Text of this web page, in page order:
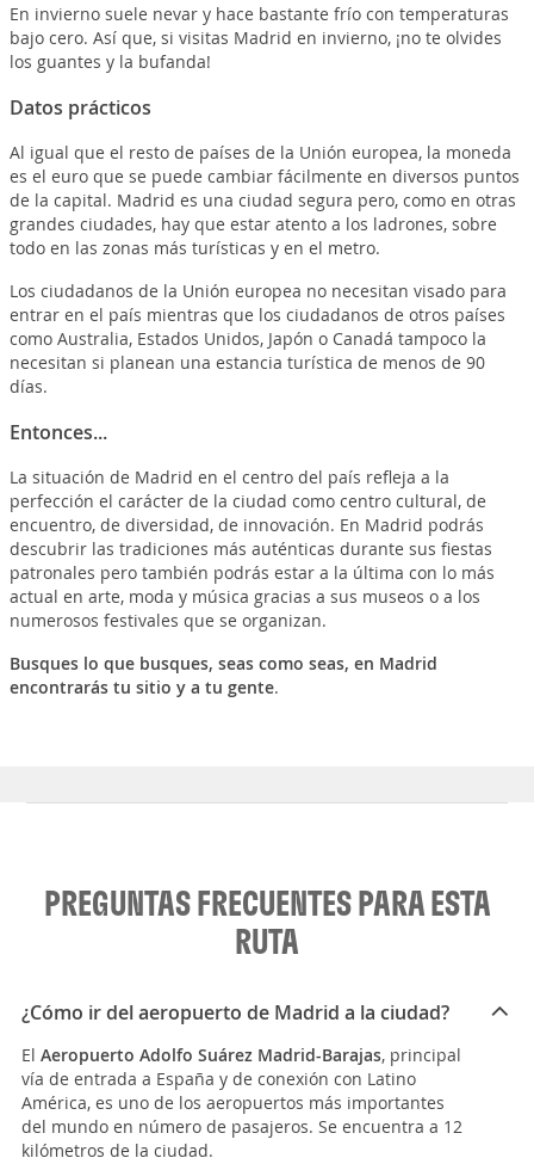
En invierno suele nevar y hace bastante frío con temperaturas
bajo cero. Así que, si visitas Madrid en invierno, ¡no te olvides
los guantes y la bufanda!
Datos prácticos
Al igual que el resto de países de la Unión europea, la moneda
es el euro que se puede cambiar fácilmente en diversos puntos
de la capital. Madrid es una ciudad segura pero, como en otras
grandes ciudades, hay que estar atento a los ladrones, sobre
todo en las zonas más turísticas y en el metro.
Los ciudadanos de la Unión europea no necesitan visado para
entrar en el país mientras que los ciudadanos de otros países
como Australia, Estados Unidos, Japón o Canadá tampoco la
necesitan si planean una estancia turística de menos de 90
días.
Entonces...
La situación de Madrid en el centro del país refleja a la
perfección el carácter de la ciudad como centro cultural, de
encuentro, de diversidad, de innovación. En Madrid podrás
descubrir las tradiciones más auténticas durante sus fiestas
patronales pero también podrás estar a la última con lo más
actual en arte, moda y música gracias a sus museos o a los
numerosos festivales que se organizan.
Busques lo que busques, seas como seas, en Madrid
encontrarás tu sitio y a tu gente.
PREGUNTAS FRECUENTES PARA ESTA
RUTA
¿Cómo ir del aeropuerto de Madrid a la ciudad?
El Aeropuerto Adolfo Suárez Madrid-Barajas, principal
vía de entrada a España y de conexión con Latino
América, es uno de los aeropuertos más importantes
del mundo en número de pasajeros. Se encuentra a 12
kilómetros de la ciudad.